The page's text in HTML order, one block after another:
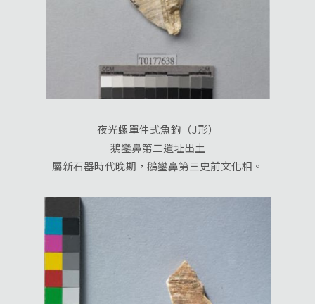
夜光螺單件式魚鉤（J形）
鵝鑾鼻第二遺址出土
屬新石器時代晚期，鵝鑾鼻第三史前文化相。